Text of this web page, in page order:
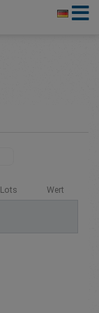
Lots Wert